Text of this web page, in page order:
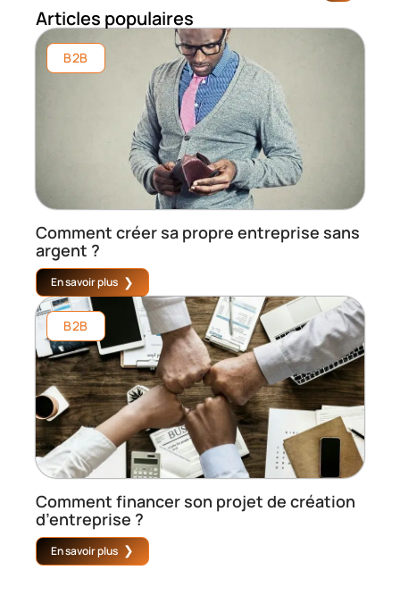
Articles populaires
B2B
Comment créer sa propre entreprise sans
argent ?
En savoir plus
B2B
Comment financer son projet de création
d’entreprise ?
En savoir plus